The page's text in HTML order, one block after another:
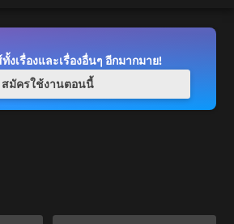
งเรื่องและเรื่องอื่นๆ อีกมากมาย!
สมัครใช้งานตอนนี้